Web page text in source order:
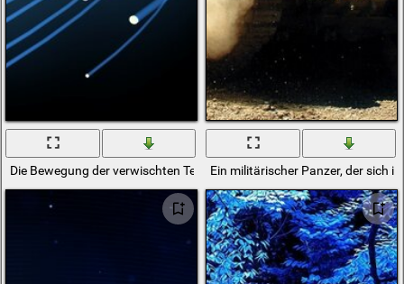
Die Bewegung der verwischten Teilchen im RaumEin militärischer Panzer, der sich